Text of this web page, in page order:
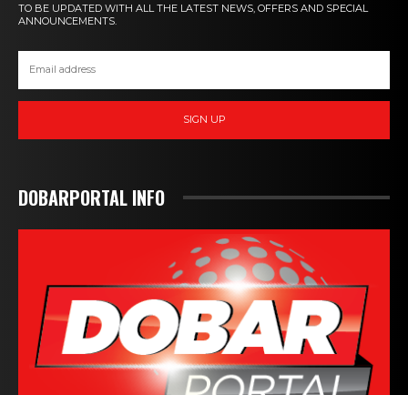
TO BE UPDATED WITH ALL THE LATEST NEWS, OFFERS AND SPECIAL
ANNOUNCEMENTS.
SIGN UP
DOBARPORTAL INFO